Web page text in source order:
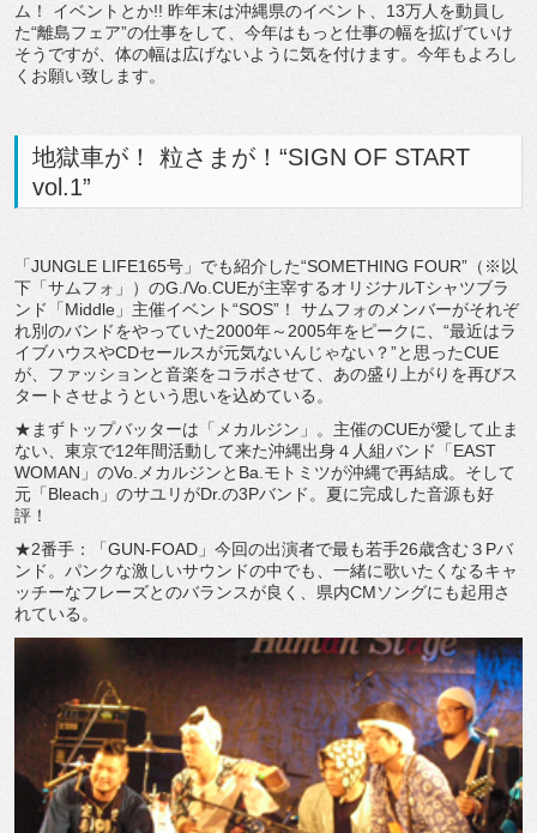
ム！ イベントとか!! 昨年末は沖縄県のイベント、13万人を動員し
た“離島フェア”の仕事をして、今年はもっと仕事の幅を拡げていけ
そうですが、体の幅は広げないように気を付けます。今年もよろし
くお願い致します。
地獄車が！ 粒さまが！“SIGN OF START
vol.1”
「JUNGLE LIFE165号」でも紹介した“SOMETHING FOUR”（※以
下「サムフォ」）のG./Vo.CUEが主宰するオリジナルTシャツブラ
ンド「Middle」主催イベント“SOS”！ サムフォのメンバーがそれぞ
れ別のバンドをやっていた2000年～2005年をピークに、“最近はラ
イブハウスやCDセールスが元気ないんじゃない？”と思ったCUE
が、ファッションと音楽をコラボさせて、あの盛り上がりを再びス
タートさせようという思いを込めている。
★まずトップバッターは「メカルジン」。主催のCUEが愛して止ま
ない、東京で12年間活動して来た沖縄出身４人組バンド「EAST
WOMAN」のVo.メカルジンとBa.モトミツが沖縄で再結成。そして
元「Bleach」のサユリがDr.の3Pバンド。夏に完成した音源も好
評！
★2番手：「GUN-FOAD」今回の出演者で最も若手26歳含む３Pバ
ンド。パンクな激しいサウンドの中でも、一緒に歌いたくなるキャ
ッチーなフレーズとのバランスが良く、県内CMソングにも起用さ
れている。